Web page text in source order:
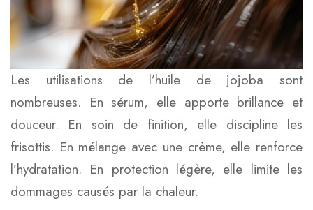
Les utilisations de l’huile de jojoba sont
nombreuses. En sérum, elle apporte brillance et
douceur. En soin de finition, elle discipline les
frisottis. En mélange avec une crème, elle renforce
l’hydratation. En protection légère, elle limite les
dommages causés par la chaleur.